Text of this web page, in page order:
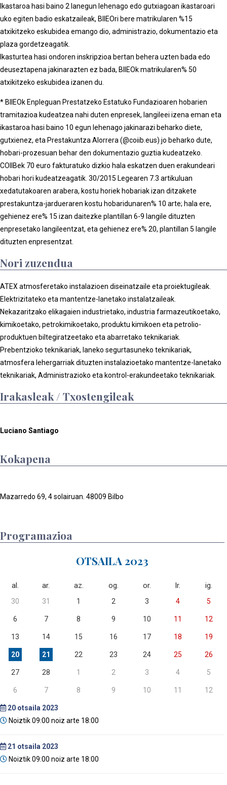
Ikastaroa hasi baino 2 lanegun lehenago edo gutxiagoan ikastaroari
uko egiten badio eskatzaileak, BIIEOri bere matrikularen %15
atxikitzeko eskubidea emango dio, administrazio, dokumentazio eta
plaza gordetzeagatik.
Ikasturtea hasi ondoren inskripzioa bertan behera uzten bada edo
deuseztapena jakinarazten ez bada, BIIEOk matrikularen% 50
atxikitzeko eskubidea izanen du.
* BIIEOk Enpleguan Prestatzeko Estatuko Fundazioaren hobarien
tramitazioa kudeatzea nahi duten enpresek, langileei izena eman eta
ikastaroa hasi baino 10 egun lehenago jakinarazi beharko diete,
gutxienez, eta Prestakuntza Alorrera (@coiib.eus) jo beharko dute,
hobari-prozesuan behar den dokumentazio guztia kudeatzeko.
COIIBek 70 euro fakturatuko dizkio hala eskatzen duen erakundeari
hobari hori kudeatzeagatik. 30/2015 Legearen 7.3 artikuluan
xedatutakoaren arabera, kostu horiek hobariak izan ditzakete
prestakuntza-jardueraren kostu hobaridunaren% 10 arte; hala ere,
gehienez ere% 15 izan daitezke plantillan 6-9 langile dituzten
enpresetako langileentzat, eta gehienez ere% 20, plantillan 5 langile
dituzten enpresentzat.
Nori zuzendua
ATEX atmosferetako instalazioen diseinatzaile eta proiektugileak.
Elektrizitateko eta mantentze-lanetako instalatzaileak.
Nekazaritzako elikagaien industrietako, industria farmazeutikoetako,
kimikoetako, petrokimikoetako, produktu kimikoen eta petrolio-
produktuen biltegiratzeetako eta abarretako teknikariak.
Prebentzioko teknikariak, laneko segurtasuneko teknikariak,
atmosfera lehergarriak dituzten instalazioetako mantentze-lanetako
teknikariak, Administrazioko eta kontrol-erakundeetako teknikariak.
Irakasleak / Txostengileak
Luciano Santiago
Kokapena
Mazarredo 69, 4 solairuan. 48009 Bilbo
Programazioa
OTSAILA 2023
al. ar. az. og. or. lr. ig.
30 31 1 2 3 4 5
6 7 8 9 10 11 12
13 14 15 16 17 18 19
20 21 22 23 24 25 26
27 28 1 2 3 4 5
6 7 8 9 10 11 12
20 otsaila 2023
Noiztik 09:00 noiz arte 18:00
21 otsaila 2023
Noiztik 09:00 noiz arte 18:00